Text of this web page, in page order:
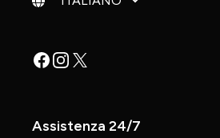
Facebook
Instagram
X
Assistenza 24/7